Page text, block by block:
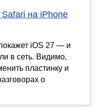
на iPhone
iOS 27 — и
в сеть. Видимо,
пластинку и
о